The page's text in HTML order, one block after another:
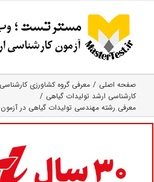
content
صفحه اصلی
معرفی گروه کشاورزی
کارشناسی ارشد تولیدات گیاهی
معرفی رشته مهندسی تولیدات گیاهی در آزمون